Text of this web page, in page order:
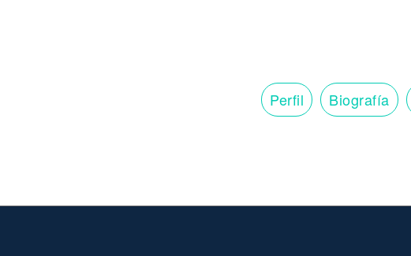
Perfil Biografía